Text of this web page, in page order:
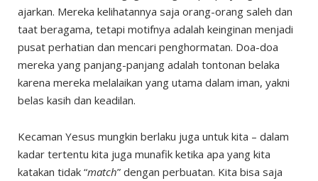
ajarkan. Mereka kelihatannya saja orang-orang saleh dan
taat beragama, tetapi motifnya adalah keinginan menjadi
pusat perhatian dan mencari penghormatan. Doa-doa
mereka yang panjang-panjang adalah tontonan belaka
karena mereka melalaikan yang utama dalam iman, yakni
belas kasih dan keadilan.
Kecaman Yesus mungkin berlaku juga untuk kita – dalam
kadar tertentu kita juga munafik ketika apa yang kita
katakan tidak “match” dengan perbuatan. Kita bisa saja